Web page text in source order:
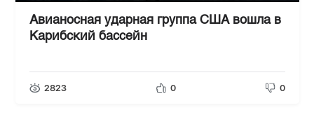
Авианосная ударная группа США вошла в
Карибский бассейн
2823 0 0